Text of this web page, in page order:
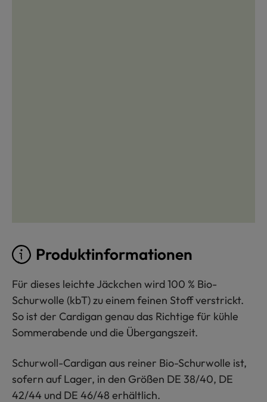
Produktinformationen
Für dieses leichte Jäckchen wird 100 % Bio-
Schurwolle (kbT) zu einem feinen Stoff verstrickt.
So ist der Cardigan genau das Richtige für kühle
Sommerabende und die Übergangszeit.
Schurwoll-Cardigan aus reiner Bio-Schurwolle ist,
sofern auf Lager, in den Größen DE 38/40, DE
42/44 und DE 46/48 erhältlich.